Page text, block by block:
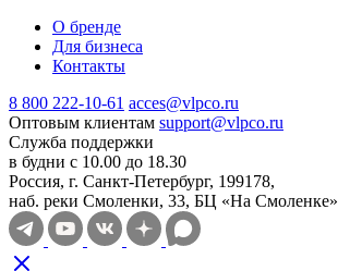
О бренде
Для бизнеса
Контакты
8 800 222-10-61 acces@vlpco.ru
Оптовым клиентам support@vlpco.ru
Служба поддержки
в будни с 10.00 до 18.30
Россия, г. Санкт-Петербург, 199178,
наб. реки Смоленки, 33, БЦ «На Смоленке»